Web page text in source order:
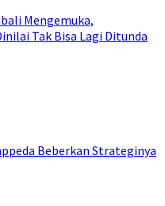
Mengemuka,
Tak Bisa Lagi Ditunda
Beberkan Strateginya